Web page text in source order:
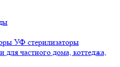
УФ стерилизаторы